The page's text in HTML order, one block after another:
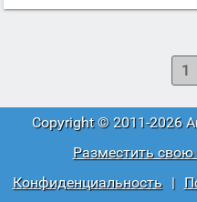
1
Copyright © 2011-2026
Разместить свою
Конфиденциальность
|